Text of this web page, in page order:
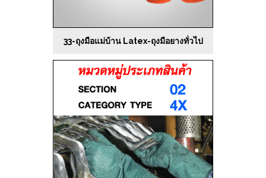
33-ถุงมือแม่บ้าน Latex-ถุงมือยางทั่วไป